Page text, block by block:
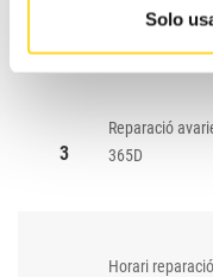
Solo
24H/365D
3
Reparació
365D
Horari